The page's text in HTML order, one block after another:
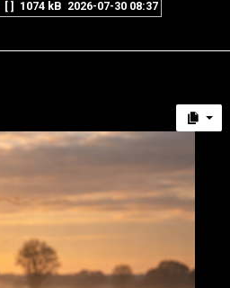
[ ] 1074 kB 2026-07-30 08:37